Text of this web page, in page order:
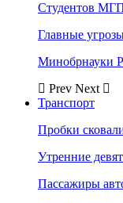
Студентов
Главные
Минобрнауки
Prev Next
Транспорт
Пробки
Утренние
Пассажиры